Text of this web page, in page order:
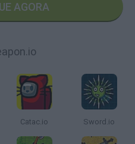
AGORA
Catac.io Sword.io